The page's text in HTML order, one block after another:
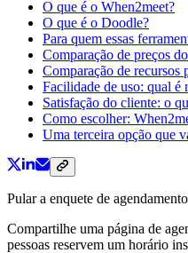
O que é o When2meet?
O que é o Doodle?
Para quem essas
Comparação de preços
Comparação de
Facilidade de uso: qual é
Satisfação do cliente: o
Como escolher:
Uma terceira opção que
Pular a enquete de agendamento
Compartilhe uma página de
pessoas reservem um horário